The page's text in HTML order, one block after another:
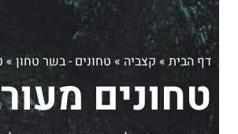
דף הבית » קצביה » טחונים - בשר טחון »
טחונים